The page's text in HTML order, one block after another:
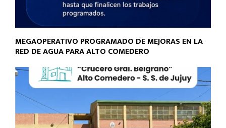
MEGAOPERATIVO PROGRAMADO DE MEJORAS EN LA
RED DE AGUA PARA ALTO COMEDERO